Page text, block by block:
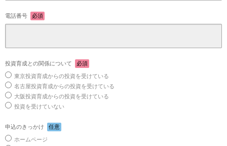
電話番号 必須
投資育成との関係について 必須
東京投資育成からの投資を受けている
名古屋投資育成からの投資を受けている
大阪投資育成からの投資を受けている
投資を受けていない
申込のきっかけ 任意
ホームページ